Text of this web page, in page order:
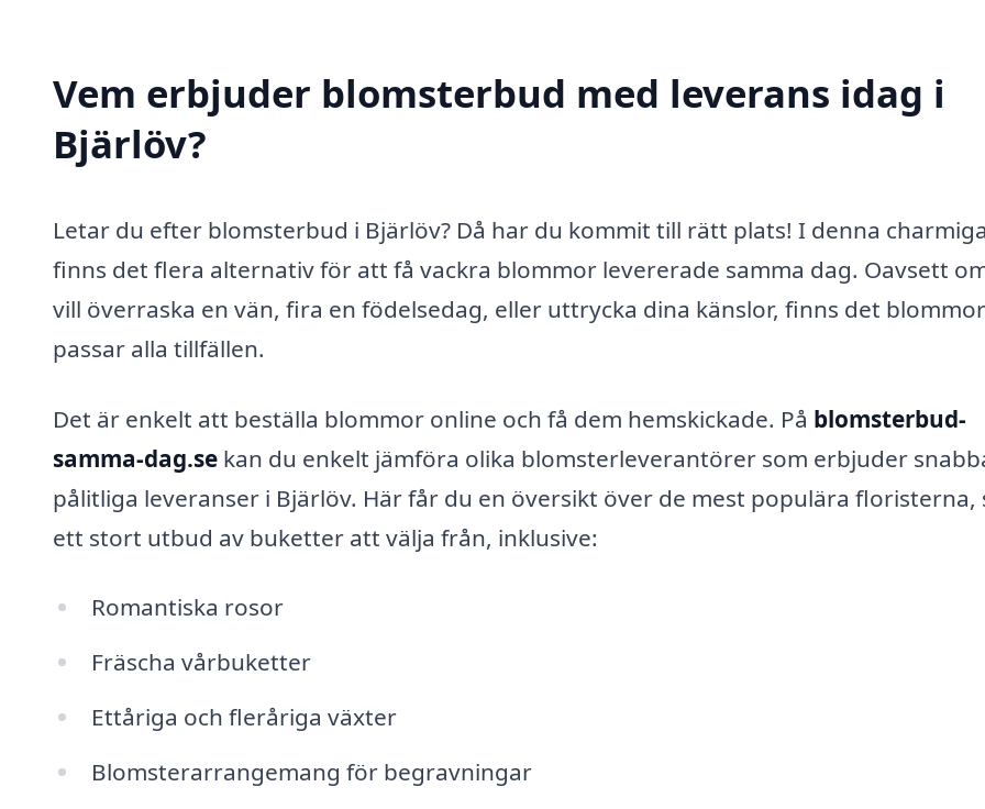
Vem erbjuder blomsterbud med leverans idag i
Bjärlöv?
Letar du efter blomsterbud i Bjärlöv? Då har du kommit till rätt plats! I denna
finns det flera alternativ för att få vackra blommor levererade samma dag. Oavsett
vill överraska en vän, fira en födelsedag, eller uttrycka dina känslor, finns det
passar alla tillfällen.
Det är enkelt att beställa blommor online och få dem hemskickade. På blomsterbud-
samma-dag.se kan du enkelt jämföra olika blomsterleverantörer som erbjuder
pålitliga leveranser i Bjärlöv. Här får du en översikt över de mest populära floristerna,
ett stort utbud av buketter att välja från, inklusive:
Romantiska rosor
Fräscha vårbuketter
Ettåriga och fleråriga växter
Blomsterarrangemang för begravningar